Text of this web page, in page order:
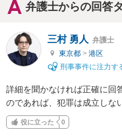
弁護士からの回答
三村 勇人 弁護士
東京都 > 港区
刑事事件に注力す
詳細を聞かなければ正確に回
のであれば、犯罪は成立しな
役に立った 0